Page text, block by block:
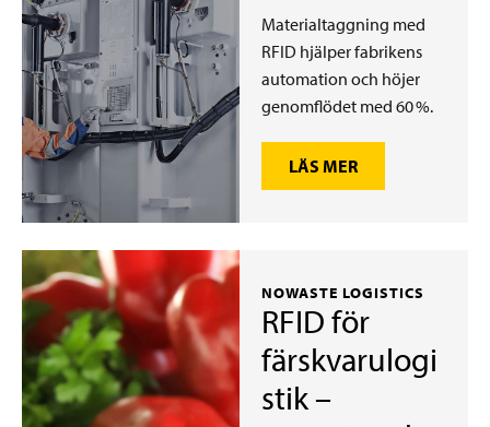
Materialtaggning med
RFID hjälper fabrikens
automation och höjer
genomflödet med 60 %.
LÄS MER
NOWASTE LOGISTICS
RFID för
färskvarulogi
stik –